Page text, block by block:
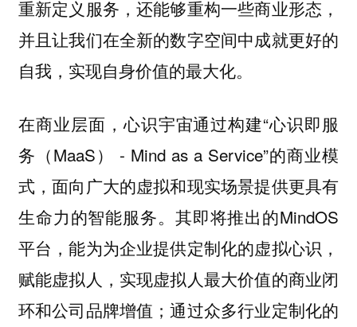
重新定义服务，还能够重构一些商业形态，
并且让我们在全新的数字空间中成就更好的
自我，实现自身价值的最大化。
在商业层面，心识宇宙通过构建“心识即服
务（MaaS） - Mind as a Service”的商业模
式，面向广大的虚拟和现实场景提供更具有
生命力的智能服务。其即将推出的MindOS
平台，能为为企业提供定制化的虚拟心识，
赋能虚拟人，实现虚拟人最大价值的商业闭
环和公司品牌增值；通过众多行业定制化的